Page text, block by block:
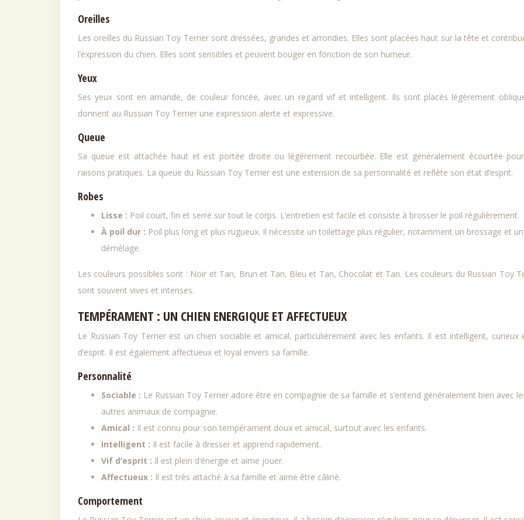
Oreilles
Les oreilles du Russian Toy Terrier sont dressées, grandes et arrondies. Elles sont placées haut sur la tête et
l’expression du chien. Elles sont sensibles et peuvent bouger en fonction de son humeur.
Yeux
Ses yeux sont en amande, de couleur foncée, avec un regard vif et intelligent. Ils sont placés légèrement
donnent au Russian Toy Terrier une expression alerte et expressive.
Queue
Sa queue est attachée haut et est portée droite ou légèrement recourbée. Elle est généralement écourtée
raisons pratiques. La queue du Russian Toy Terrier est une extension de sa personnalité et reflète son état d’esprit.
Robes
Lisse : Poil court, fin et serré sur tout le corps. L’entretien est facile et consiste à brosser le poil régulièrement.
À poil dur : Poil plus long et plus rugueux. Il nécessite un toilettage plus régulier, notamment un brossage et un
démêlage.
Les couleurs possibles sont : Noir et Tan, Brun et Tan, Bleu et Tan, Chocolat et Tan. Les couleurs du Russian Toy
sont souvent vives et intenses.
TEMPÉRAMENT : UN CHIEN ENERGIQUE ET AFFECTUEUX
Le Russian Toy Terrier est un chien sociable et amical, particulièrement avec les enfants. Il est intelligent, curieux
d’esprit. Il est également affectueux et loyal envers sa famille.
Personnalité
Sociable : Le Russian Toy Terrier adore être en compagnie de sa famille et s’entend généralement bien avec
autres animaux de compagnie.
Amical : Il est connu pour son tempérament doux et amical, surtout avec les enfants.
Intelligent : Il est facile à dresser et apprend rapidement.
Vif d’esprit : Il est plein d’énergie et aime jouer.
Affectueux : Il est très attaché à sa famille et aime être câliné.
Comportement